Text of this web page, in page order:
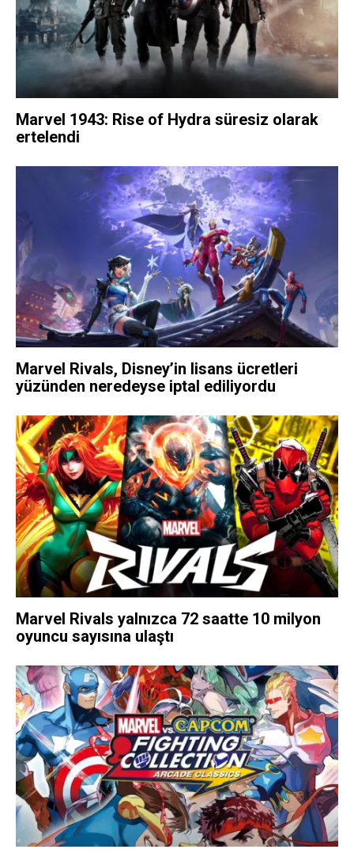
Marvel 1943: Rise of Hydra süresiz olarak
ertelendi
Marvel Rivals, Disney’in lisans ücretleri
yüzünden neredeyse iptal ediliyordu
Marvel Rivals yalnızca 72 saatte 10 milyon
oyuncu sayısına ulaştı